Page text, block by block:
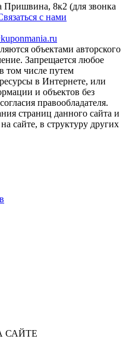
Пришвина, 8к2 (для звонка
с нами
объектами авторского
Запрещается любое
том числе путем
в Интернете, или
и объектов без
правообладателя.
страниц данного сайта и
сайте, в структуру других
САЙТЕ